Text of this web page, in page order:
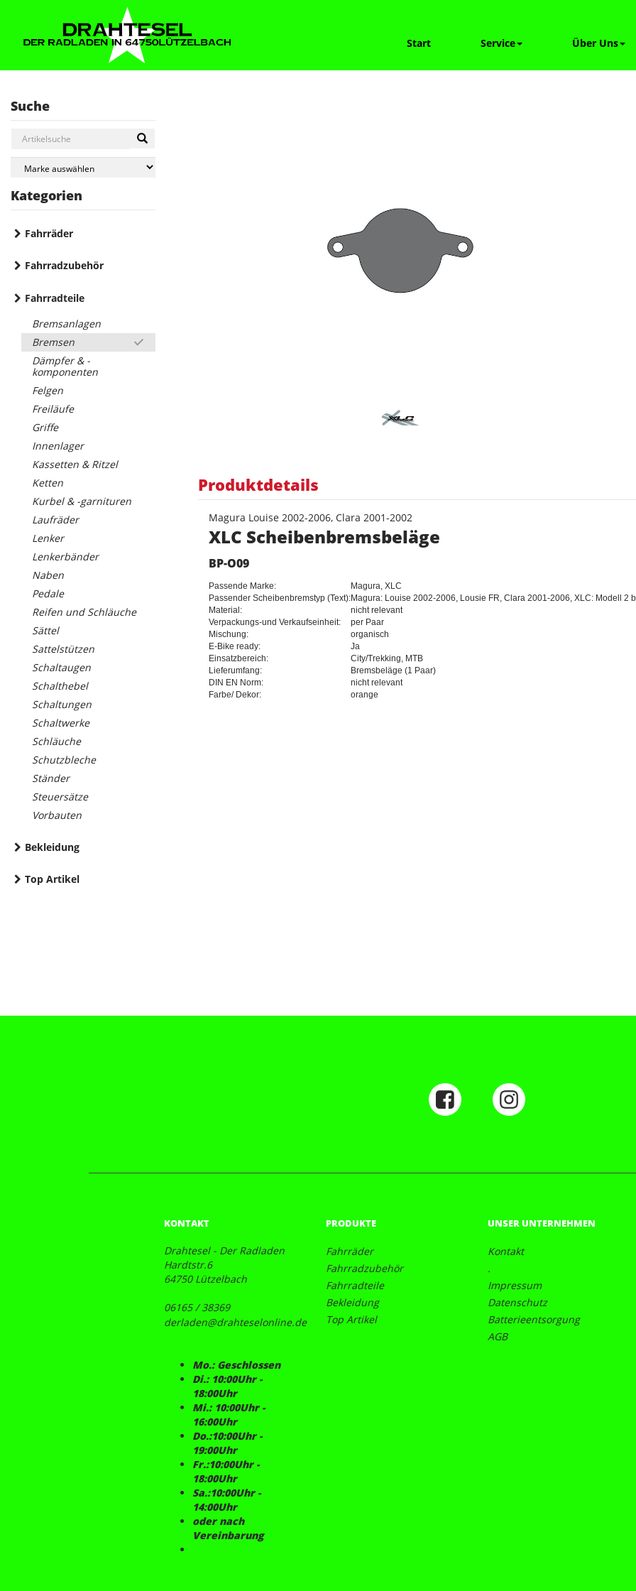
Start Service Über Uns
Suche
Kategorien
Fahrräder
Fahrradzubehör
Fahrradteile
Bremsanlagen
Bremsen
Dämpfer & -
komponenten
Felgen
Freiläufe
Griffe
Innenlager
Kassetten & Ritzel
Ketten
Kurbel & -garnituren
Laufräder
Lenker
Lenkerbänder
Naben
Pedale
Reifen und Schläuche
Sättel
Sattelstützen
Schaltaugen
Schalthebel
Schaltungen
Schaltwerke
Schläuche
Schutzbleche
Ständer
Steuersätze
Vorbauten
Bekleidung
Top Artikel
Produktdetails
Magura Louise 2002-2006, Clara 2001-2002
XLC Scheibenbremsbeläge
BP-O09
Passende Marke:
Magura, XLC
Passender Scheibenbremstyp (Text):Magura: Louise 2002-2006, Lousie FR, Clara 2001-2006, XLC: Modell 2
Material:
nicht relevant
Verpackungs-und Verkaufseinheit:
per Paar
Mischung:
organisch
E-Bike ready:
Ja
Einsatzbereich:
City/Trekking, MTB
Lieferumfang:
Bremsbeläge (1 Paar)
DIN EN Norm:
nicht relevant
Farbe/ Dekor:
orange
KONTAKT
Drahtesel - Der Radladen
Hardtstr.6
64750 Lützelbach
06165 / 38369
derladen@drahteselonline.de
Mo.: Geschlossen
Di.: 10:00Uhr -
18:00Uhr
Mi.: 10:00Uhr -
16:00Uhr
Do.:10:00Uhr -
19:00Uhr
Fr.:10:00Uhr -
18:00Uhr
Sa.:10:00Uhr -
14:00Uhr
oder nach
Vereinbarung
PRODUKTE
Fahrräder
Fahrradzubehör
Fahrradteile
Bekleidung
Top Artikel
UNSER UNTERNEHMEN
Kontakt
.
Impressum
Datenschutz
Batterieentsorgung
AGB